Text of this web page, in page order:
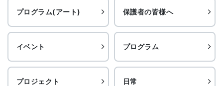
プログラム(アート) 保護者の皆様へ
イベント プログラム
プロジェクト 日常